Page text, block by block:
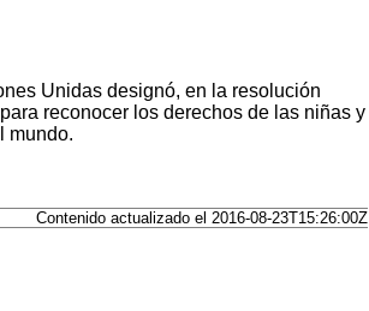
Unidas designó, en la resolución
reconocer los derechos de las niñas y
mundo.
Contenido actualizado el 2016-08-23T15:26:00Z